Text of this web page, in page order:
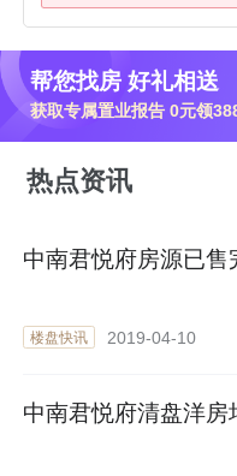
帮您找房 好礼相送
获取专属置业报告 0元领
热点资讯
中南君悦府房源已售
楼盘快讯 2019-04-10
中南君悦府清盘洋房